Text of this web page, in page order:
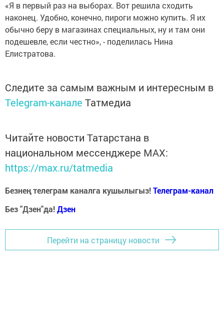
«Я в первый раз на выборах. Вот решила сходить
наконец. Удобно, конечно, пироги можно купить. Я их
обычно беру в магазинах специальных, ну и там они
подешевле, если честно», - поделилась Нина
Елистратова.
Следите за самым важным и интересным в
Telegram-канале Татмедиа
Читайте новости Татарстана в
национальном мессенджере MАХ:
https://max.ru/tatmedia
Безнең телеграм каналга кушылыгыз!Телеграм-канал
Без "Дзен"да!Дзен
Перейти на страницу новости